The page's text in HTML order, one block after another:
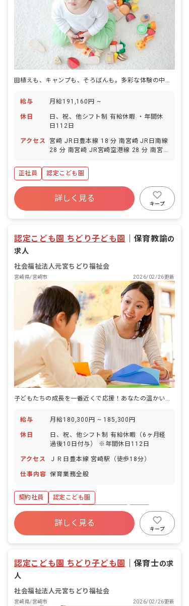
給与 月給191,160円 ~
休日
日、祝、他シフト制 有給休暇 ・年間休
日112日
アクセス
宮崎 JR日豊本線 18 分 南宮崎 JR日南線
28 分 南宮崎 JR宮崎空港線 28 分 南宮
正社員
認定こども園
詳しく見る
キープ
認定こども園 ちどり子ども園 保育教諭の
求人
社会福祉法人元宮ちどり福祉会
宮崎県/宮崎市 2026/02/26更新
子どもたちの成長を一番近くで応援！あなたの温かい心が輝く場所
給与 月給180,300円 ~ 185,300円
休日
日、祝、他シフト制 有給休暇（6ヶ月経
過後10日付与） ※年間休日112日
アクセス ＪＲ日豊本線 宮崎駅（徒歩18分）
仕事内容 保育業務全般
契約社員
認定こども園
ボーナス・賞与あり
社会保険完備
有給
産休育休制度
社会福祉法人
詳しく見る
キープ
認定こども園 ちどり子ども園 保育士の求
人
社会福祉法人元宮ちどり福祉会
宮崎県/宮崎市 2026/02/26更新